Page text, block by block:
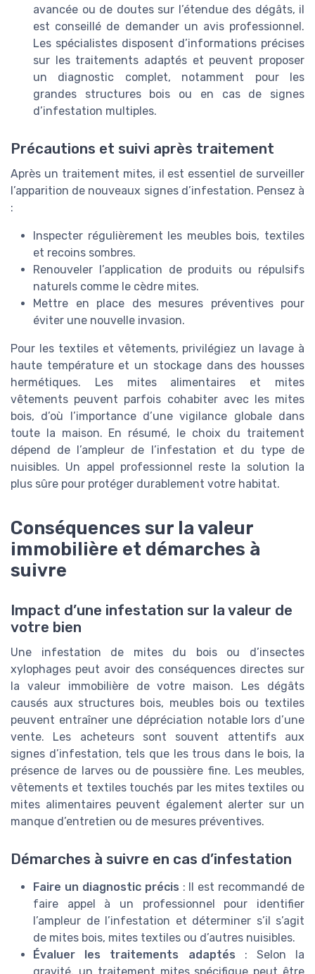
avancée ou de doutes sur l’étendue des dégâts, il
est conseillé de demander un avis professionnel.
Les spécialistes disposent d’informations précises
sur les traitements adaptés et peuvent proposer
un diagnostic complet, notamment pour les
grandes structures bois ou en cas de signes
d’infestation multiples.
Précautions et suivi après traitement
Après un traitement mites, il est essentiel de surveiller
l’apparition de nouveaux signes d’infestation. Pensez à
:
Inspecter régulièrement les meubles bois, textiles
et recoins sombres.
Renouveler l’application de produits ou répulsifs
naturels comme le cèdre mites.
Mettre en place des mesures préventives pour
éviter une nouvelle invasion.
Pour les textiles et vêtements, privilégiez un lavage à
haute température et un stockage dans des housses
hermétiques. Les mites alimentaires et mites
vêtements peuvent parfois cohabiter avec les mites
bois, d’où l’importance d’une vigilance globale dans
toute la maison. En résumé, le choix du traitement
dépend de l’ampleur de l’infestation et du type de
nuisibles. Un appel professionnel reste la solution la
plus sûre pour protéger durablement votre habitat.
Conséquences sur la valeur
immobilière et démarches à
suivre
Impact d’une infestation sur la valeur de
votre bien
Une infestation de mites du bois ou d’insectes
xylophages peut avoir des conséquences directes sur
la valeur immobilière de votre maison. Les dégâts
causés aux structures bois, meubles bois ou textiles
peuvent entraîner une dépréciation notable lors d’une
vente. Les acheteurs sont souvent attentifs aux
signes d’infestation, tels que les trous dans le bois, la
présence de larves ou de poussière fine. Les meubles,
vêtements et textiles touchés par les mites textiles ou
mites alimentaires peuvent également alerter sur un
manque d’entretien ou de mesures préventives.
Démarches à suivre en cas d’infestation
Faire un diagnostic précis : Il est recommandé de
faire appel à un professionnel pour identifier
l’ampleur de l’infestation et déterminer s’il s’agit
de mites bois, mites textiles ou d’autres nuisibles.
Évaluer les traitements adaptés : Selon la
gravité, un traitement mites spécifique peut être